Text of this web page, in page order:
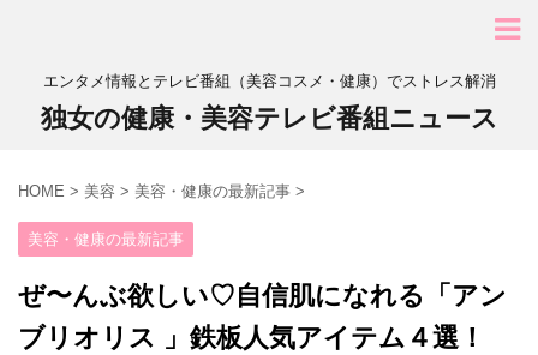
エンタメ情報とテレビ番組（美容コスメ・健康）でストレス解消
独女の健康・美容テレビ番組ニュース
HOME > 美容 > 美容・健康の最新記事 >
美容・健康の最新記事
ぜ〜んぶ欲しい♡自信肌になれる「アン
ブリオリス 」鉄板人気アイテム４選！